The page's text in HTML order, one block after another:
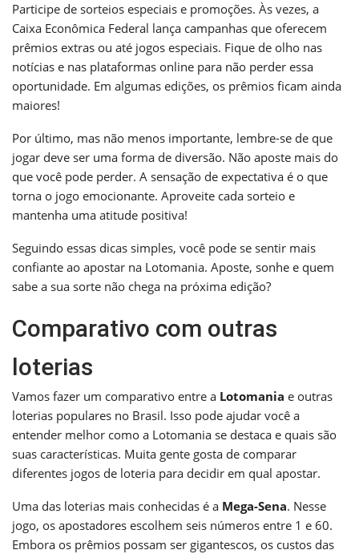
Participe de sorteios especiais e promoções. Às vezes, a
Caixa Econômica Federal lança campanhas que oferecem
prêmios extras ou até jogos especiais. Fique de olho nas
notícias e nas plataformas online para não perder essa
oportunidade. Em algumas edições, os prêmios ficam ainda
maiores!
Por último, mas não menos importante, lembre-se de que
jogar deve ser uma forma de diversão. Não aposte mais do
que você pode perder. A sensação de expectativa é o que
torna o jogo emocionante. Aproveite cada sorteio e
mantenha uma atitude positiva!
Seguindo essas dicas simples, você pode se sentir mais
confiante ao apostar na Lotomania. Aposte, sonhe e quem
sabe a sua sorte não chega na próxima edição?
Comparativo com outras
loterias
Vamos fazer um comparativo entre a Lotomania e outras
loterias populares no Brasil. Isso pode ajudar você a
entender melhor como a Lotomania se destaca e quais são
suas características. Muita gente gosta de comparar
diferentes jogos de loteria para decidir em qual apostar.
Uma das loterias mais conhecidas é a Mega-Sena. Nesse
jogo, os apostadores escolhem seis números entre 1 e 60.
Embora os prêmios possam ser gigantescos, os custos das